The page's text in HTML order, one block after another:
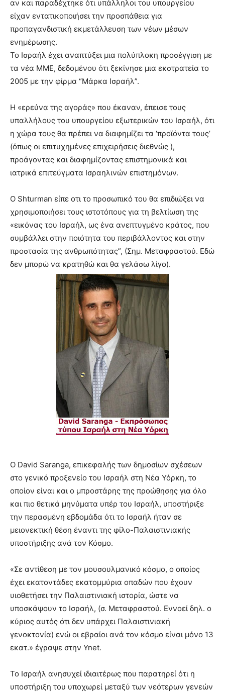
αν και παραδέχτηκε ότι υπάλληλοι του υπουργείου
είχαν εντατικοποιήσει την προσπάθεια για
προπαγανδιστική εκμετάλλευση των νέων μέσων
ενημέρωσης.
Το Ισραήλ έχει αναπτύξει μια πολύπλοκη προσέγγιση με
τα νέα ΜΜΕ, δεδομένου ότι ξεκίνησε μια εκστρατεία το
2005 με την φίρμα “Μάρκα Ισραήλ”.
Η «ερεύνα της αγοράς» που έκαναν, έπεισε τους
υπαλλήλους του υπουργείου εξωτερικών του Ισραήλ, ότι
η χώρα τους θα πρέπει να διαφημίζει τα ‘προϊόντα τους’
(όπως οι επιτυχημένες επιχειρήσεις διεθνώς ),
προάγοντας και διαφημίζοντας επιστημονικά και
ιατρικά επιτεύγματα Ισραηλινών επιστημόνων.
Ο Shturman είπε οτι το προσωπικό του θα επιδιώξει να
χρησιμοποιήσει τους ιστοτόπους για τη βελτίωση της
«εικόνας του Ισραήλ, ως ένα ανεπτυγμένο κράτος, που
συμβάλλει στην ποιότητα του περιβάλλοντος και στην
προστασία της ανθρωπότητας”, (Σημ. Μεταφραστού. Εδώ
δεν μπορώ να κρατηθώ και θα γελάσω λίγο).
Ο David Saranga, επικεφαλής των δημοσίων σχέσεων
στο γενικό προξενείο του Ισραήλ στη Νέα Υόρκη, το
οποίον είναι και ο μπροστάρης της προώθησης για όλο
και πιο θετικά μηνύματα υπέρ του Ισραήλ, υποστήριξε
την περασμένη εβδομάδα ότι το Ισραήλ ήταν σε
μειονεκτική θέση έναντι της φίλο-Παλαιστινιακής
υποστήριξης ανά τον Κόσμο.
«Σε αντίθεση με τον μουσουλμανικό κόσμο, ο οποίος
έχει εκατοντάδες εκατομμύρια οπαδών που έχουν
υιοθετήσει την Παλαιστινιακή ιστορία, ώστε να
υποσκάψουν το Ισραήλ, (σ. Μεταφραστού. Εννοεί δηλ. ο
κύριος αυτός ότι δεν υπάρχει Παλαιστινιακή
γενοκτονία) ενώ οι εβραίοι ανά τον κόσμο είναι μόνο 13
εκατ.» έγραψε στην Ynet.
Το Ισραήλ ανησυχεί ιδιαιτέρως που παρατηρεί ότι η
υποστήριξη του υποχωρεί μεταξύ των νεότερων γενεών